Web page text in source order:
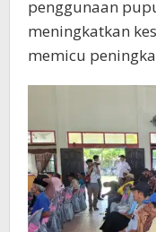
terus
membahas
permasalahan
Roni Cahyadi.
Sebagai tindak
akan
pupuk organik
petani
dilaksanakan di